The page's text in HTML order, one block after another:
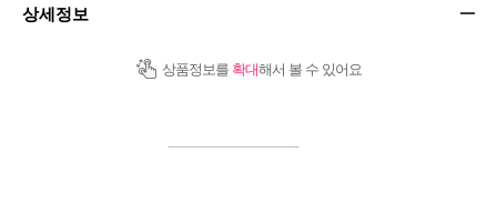
상세정보
상품정보를 확대해서 볼 수 있어요